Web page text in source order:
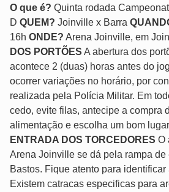
O que é? Quinta rodada
D QUEM? Joinville x Barra
16h ONDE? Arena Joinville, em
DOS PORTÕES A abertura dos
acontece 2 (duas) horas antes do
ocorrer variações no horário, por
realizada pela Polícia Militar. Em
cedo, evite filas, antecipe a compra
alimentação e escolha um bom
ENTRADA DOS TORCEDORES O
Arena Joinville se dá pela rampa de
Bastos. Fique atento para identificar
Existem catracas especificas para